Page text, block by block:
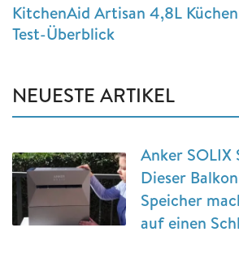
KitchenAid Artisan 4,8L
Test-Überblick
NEUESTE ARTIKEL
Anker SOLIX
Dieser
Speicher
auf einen